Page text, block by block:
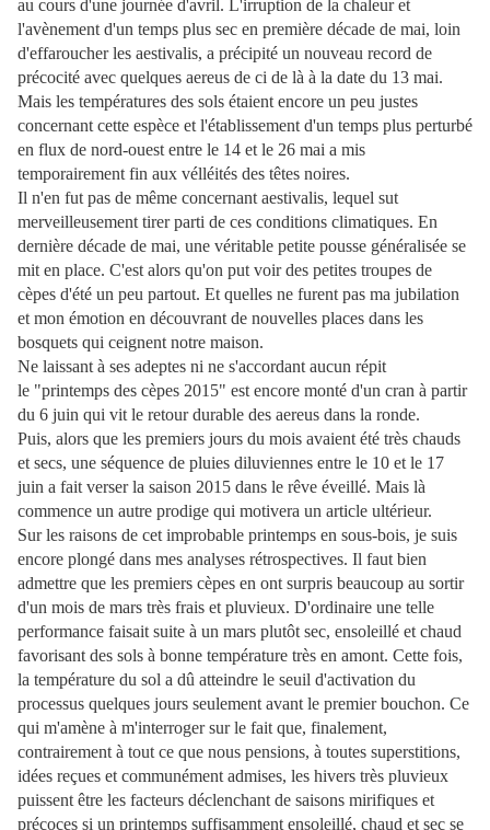
au cours d'une journée d'avril. L'irruption de la chaleur et
l'avènement d'un temps plus sec en première décade de mai, loin
d'effaroucher les aestivalis, a précipité un nouveau record de
précocité avec quelques aereus de ci de là à la date du 13 mai.
Mais les températures des sols étaient encore un peu justes
concernant cette espèce et l'établissement d'un temps plus perturbé
en flux de nord-ouest entre le 14 et le 26 mai a mis
temporairement fin aux vélléités des têtes noires.
Il n'en fut pas de même concernant aestivalis, lequel sut
merveilleusement tirer parti de ces conditions climatiques. En
dernière décade de mai, une véritable petite pousse généralisée se
mit en place. C'est alors qu'on put voir des petites troupes de
cèpes d'été un peu partout. Et quelles ne furent pas ma jubilation
et mon émotion en découvrant de nouvelles places dans les
bosquets qui ceignent notre maison.
Ne laissant à ses adeptes ni ne s'accordant aucun répit
le "printemps des cèpes 2015" est encore monté d'un cran à partir
du 6 juin qui vit le retour durable des aereus dans la ronde.
Puis, alors que les premiers jours du mois avaient été très chauds
et secs, une séquence de pluies diluviennes entre le 10 et le 17
juin a fait verser la saison 2015 dans le rêve éveillé. Mais là
commence un autre prodige qui motivera un article ultérieur.
Sur les raisons de cet improbable printemps en sous-bois, je suis
encore plongé dans mes analyses rétrospectives. Il faut bien
admettre que les premiers cèpes en ont surpris beaucoup au sortir
d'un mois de mars très frais et pluvieux. D'ordinaire une telle
performance faisait suite à un mars plutôt sec, ensoleillé et chaud
favorisant des sols à bonne température très en amont. Cette fois,
la température du sol a dû atteindre le seuil d'activation du
processus quelques jours seulement avant le premier bouchon. Ce
qui m'amène à m'interroger sur le fait que, finalement,
contrairement à tout ce que nous pensions, à toutes superstitions,
idées reçues et communément admises, les hivers très pluvieux
puissent être les facteurs déclenchant de saisons mirifiques et
précoces si un printemps suffisamment ensoleillé, chaud et sec se